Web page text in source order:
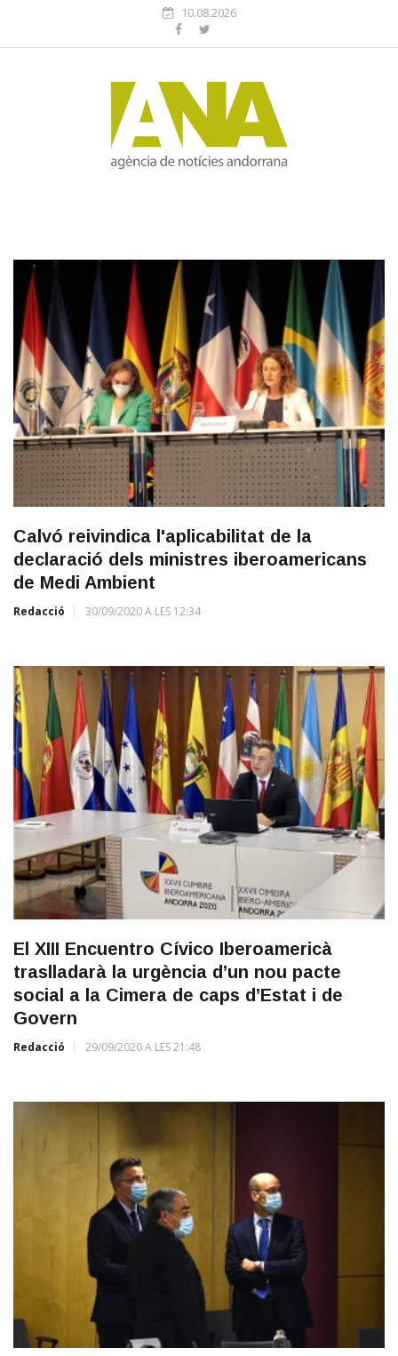
10.08.2026
Calvó reivindica l'aplicabilitat de la
declaració dels ministres iberoamericans
de Medi Ambient
Redacció 30/09/2020 A LES 12:34
El XIII Encuentro Cívico Iberoamericà
traslladarà la urgència d’un nou pacte
social a la Cimera de caps d’Estat i de
Govern
Redacció 29/09/2020 A LES 21:48